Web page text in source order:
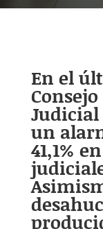
En el
Judicial
un
41,1%